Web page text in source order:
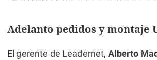
Adelanto pedidos y montaje
El gerente de Leadernet, Alberto